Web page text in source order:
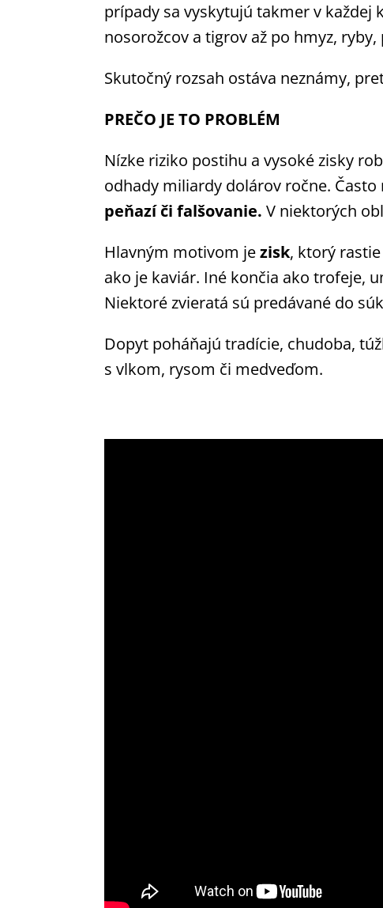
prípady sa vyskytujú takmer v každej
nosorožcov a tigrov až po hmyz,
Skutočný rozsah ostáva neznámy,
PREČO JE TO PROBLÉM
Nízke riziko postihu a vysoké zisky
odhady miliardy dolárov ročne.
peňazí či falšovanie. V niektorých
Hlavným motivom jezisk, ktorý
ako je kaviár. Iné končia ako trofeje,
Niektoré zvieratá sú predávané do
Dopyt poháňajú tradície, chudoba,
s vlkom, rysom či medveďom.